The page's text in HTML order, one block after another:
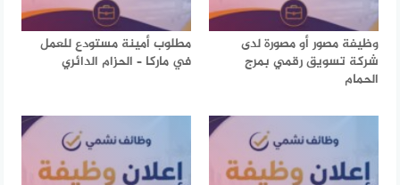
وظيفة مصور أو مصورة لدى
شركة تسويق رقمي بمرج
الحمام
مطلوب أمينة مستودع للعمل
في ماركا – الحزام الدائري